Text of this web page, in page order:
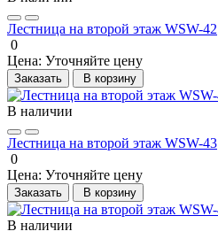
Лестница на второй этаж WSW-42
0
Цена: Уточняйте цену
Заказать В корзину
В наличии
Лестница на второй этаж WSW-43
0
Цена: Уточняйте цену
Заказать В корзину
В наличии